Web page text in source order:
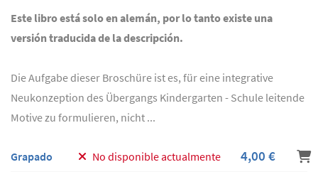
Este libro está solo en alemán, por lo tanto existe una
versión traducida de la descripción.
Die Aufgabe dieser Broschüre ist es, für eine integrative
Neukonzeption des Übergangs Kindergarten - Schule leitende
Motive zu formulieren, nicht ...
Grapado No disponible actualmente 4,00 €